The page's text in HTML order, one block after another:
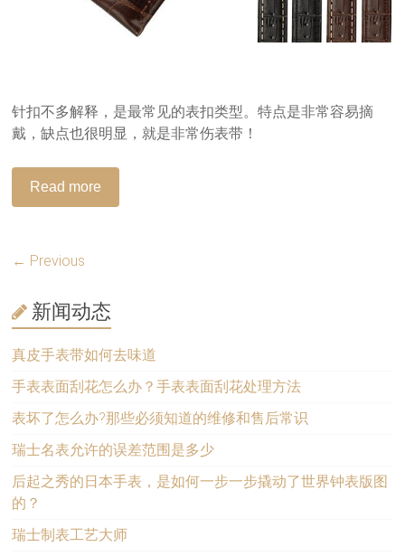
针扣不多解释，是最常见的表扣类型。特点是非常容易摘
戴，缺点也很明显，就是非常伤表带！
Read more
← Previous
新闻动态
真皮手表带如何去味道
手表表面刮花怎么办？手表表面刮花处理方法
表坏了怎么办?那些必须知道的维修和售后常识
瑞士名表允许的误差范围是多少
后起之秀的日本手表，是如何一步一步撬动了世界钟表版图
的？
瑞士制表工艺大师